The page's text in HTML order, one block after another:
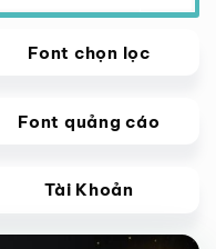
Font chọn lọc
Font quảng cáo
Tài Khoản